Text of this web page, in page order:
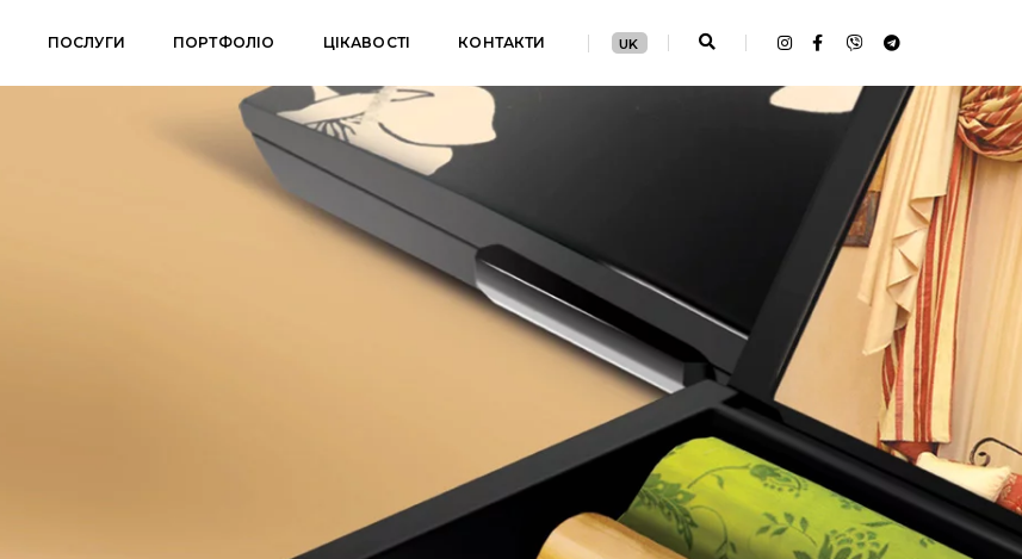
ПОСЛУГИ ПОРТФОЛІО ЦІКАВОСТІ КОНТАКТИ UK